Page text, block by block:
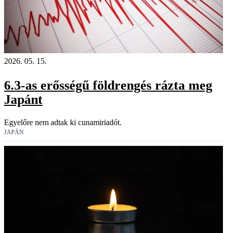
2026. 05. 15.
6.3-as erősségű földrengés rázta meg
Japánt
Egyelőre nem adtak ki cunamiriadót.
JAPÁN